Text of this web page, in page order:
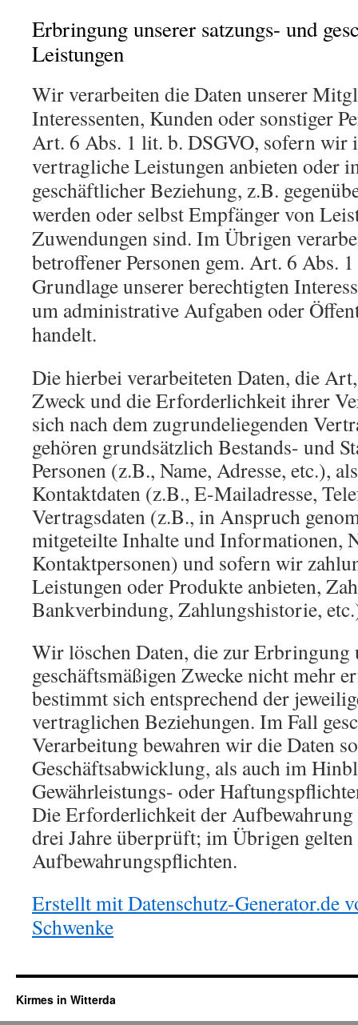
Erbringung unserer satzungs- und
Leistungen
Wir verarbeiten die Daten unserer
Interessenten, Kunden oder sonstiger
Art. 6 Abs. 1 lit. b. DSGVO, sofern wir
vertragliche Leistungen anbieten oder
geschäftlicher Beziehung, z.B.
werden oder selbst Empfänger von
Zuwendungen sind. Im Übrigen
betroffener Personen gem. Art. 6 Abs.
Grundlage unserer berechtigten
um administrative Aufgaben oder
handelt.
Die hierbei verarbeiteten Daten, die
Zweck und die Erforderlichkeit ihrer
sich nach dem zugrundeliegenden
gehören grundsätzlich Bestands- und
Personen (z.B., Name, Adresse, etc.),
Kontaktdaten (z.B., E-Mailadresse,
Vertragsdaten (z.B., in Anspruch
mitgeteilte Inhalte und Informationen,
Kontaktpersonen) und sofern wir
Leistungen oder Produkte anbieten,
Bankverbindung, Zahlungshistorie,
Wir löschen Daten, die zur Erbringung
geschäftsmäßigen Zwecke nicht mehr
bestimmt sich entsprechend der
vertraglichen Beziehungen. Im Fall
Verarbeitung bewahren wir die Daten
Geschäftsabwicklung, als auch im
Gewährleistungs- oder
Die Erforderlichkeit der
drei Jahre überprüft; im Übrigen gelten
Aufbewahrungspflichten.
Erstellt mit Datenschutz-Generator.de
Schwenke
Kirmes in Witterda